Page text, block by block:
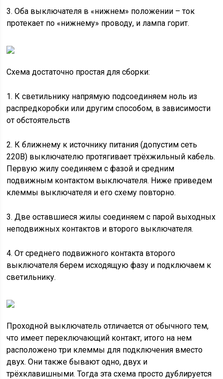
3. Оба выключателя в «нижнем» положении – ток
протекает по «нижнему» проводу, и лампа горит.
Схема достаточно простая для сборки:
1. К светильнику напрямую подсоединяем ноль из
распредкоробки или другим способом, в зависимости
от обстоятельств
2. К ближнему к источнику питания (допустим сеть
220В) выключателю протягивает трёхжильный кабель.
Первую жилу соединяем с фазой и средним
подвижным контактом выключателя. Ниже приведем
клеммы выключателя и его схему повторно.
3. Две оставшиеся жилы соединяем с парой выходных
неподвижных контактов и второго выключателя.
4. От среднего подвижного контакта второго
выключателя берем исходящую фазу и подключаем к
светильнику.
Проходной выключатель отличается от обычного тем,
что имеет переключающий контакт, итого на нем
расположено три клеммы для подключения вместо
двух. Они также бывают одно, двух и
трёхклавишными. Тогда эта схема просто дублируется